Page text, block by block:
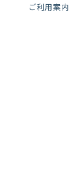
ご利用案内